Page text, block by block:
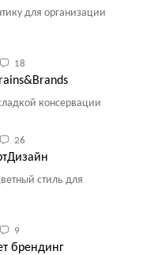
для организации
18
консервации
26
стиль для
9
брендинг